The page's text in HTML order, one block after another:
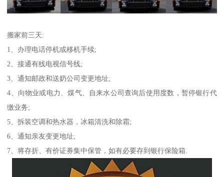
搬家前三天:
1、办理电话停机或移机手续;
2、接通有线电视信号线;
3、通知邮政和送奶公司变更地址;
4、向物业或电力、煤气、自来水公司查询后使用度数，暂停银行代
缴业务;
5、拆装空调和热水器，冰箱清洗和除霜;
6、通知亲友变更地址;
7、将存折、有价证券集中保管，如有必要存到银行保险箱.